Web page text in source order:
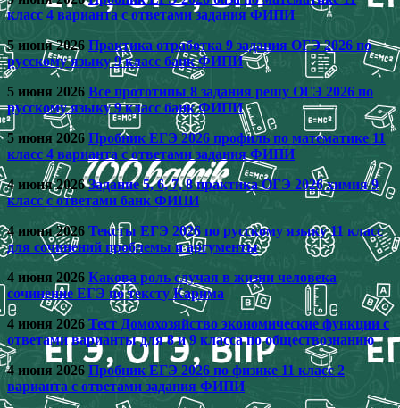
класс 4 варианта с ответами задания ФИПИ
5 июня 2026 Практика отработка 9 задания ОГЭ 2026 по
русскому языку 9 класс банк ФИПИ
5 июня 2026 Все прототипы 8 задания решу ОГЭ 2026 по
русскому языку 9 класс банк ФИПИ
5 июня 2026 Пробник ЕГЭ 2026 профиль по математике 11
класс 4 варианта с ответами задания ФИПИ
4 июня 2026Задание 5, 6, 7, 8 практика ОГЭ 2026 химия 9
класс с ответами банк ФИПИ
4 июня 2026 Тексты ЕГЭ 2026 по русскому языку 11 класс
для сочинений проблемы и аргументы
4 июня 2026 Какова роль случая в жизни человека
сочинение ЕГЭ по тексту Карима
4 июня 2026 Тест Домохозяйство экономические функции с
ответами варианты для 8 и 9 класса по обществознанию
4 июня 2026 Пробник ЕГЭ 2026 по физике 11 класс 2
варианта с ответами задания ФИПИ